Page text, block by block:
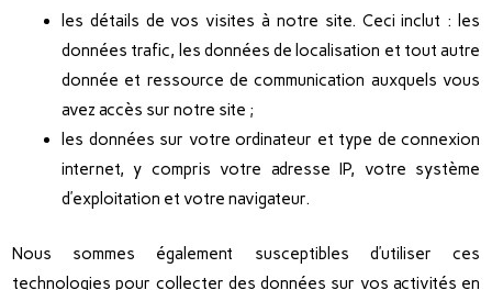
les détails de vos visites à notre site. Ceci inclut : les
données trafic, les données de localisation et tout autre
donnée et ressource de communication auxquels vous
avez accès sur notre site ;
les données sur votre ordinateur et type de connexion
internet, y compris votre adresse IP, votre système
d’exploitation et votre navigateur.
Nous sommes également susceptibles d’utiliser ces
technologies pour collecter des données sur vos activités en